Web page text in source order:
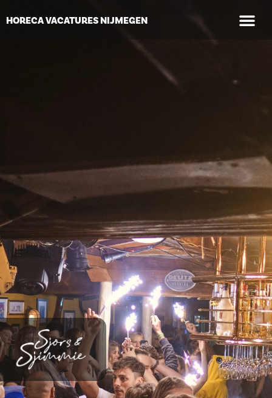
HORECA VACATURES NIJMEGEN